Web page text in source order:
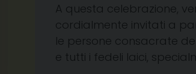
A questa celebrazione,
cordialmente invitati a
le persone consacrate
e tutti i fedeli laici,